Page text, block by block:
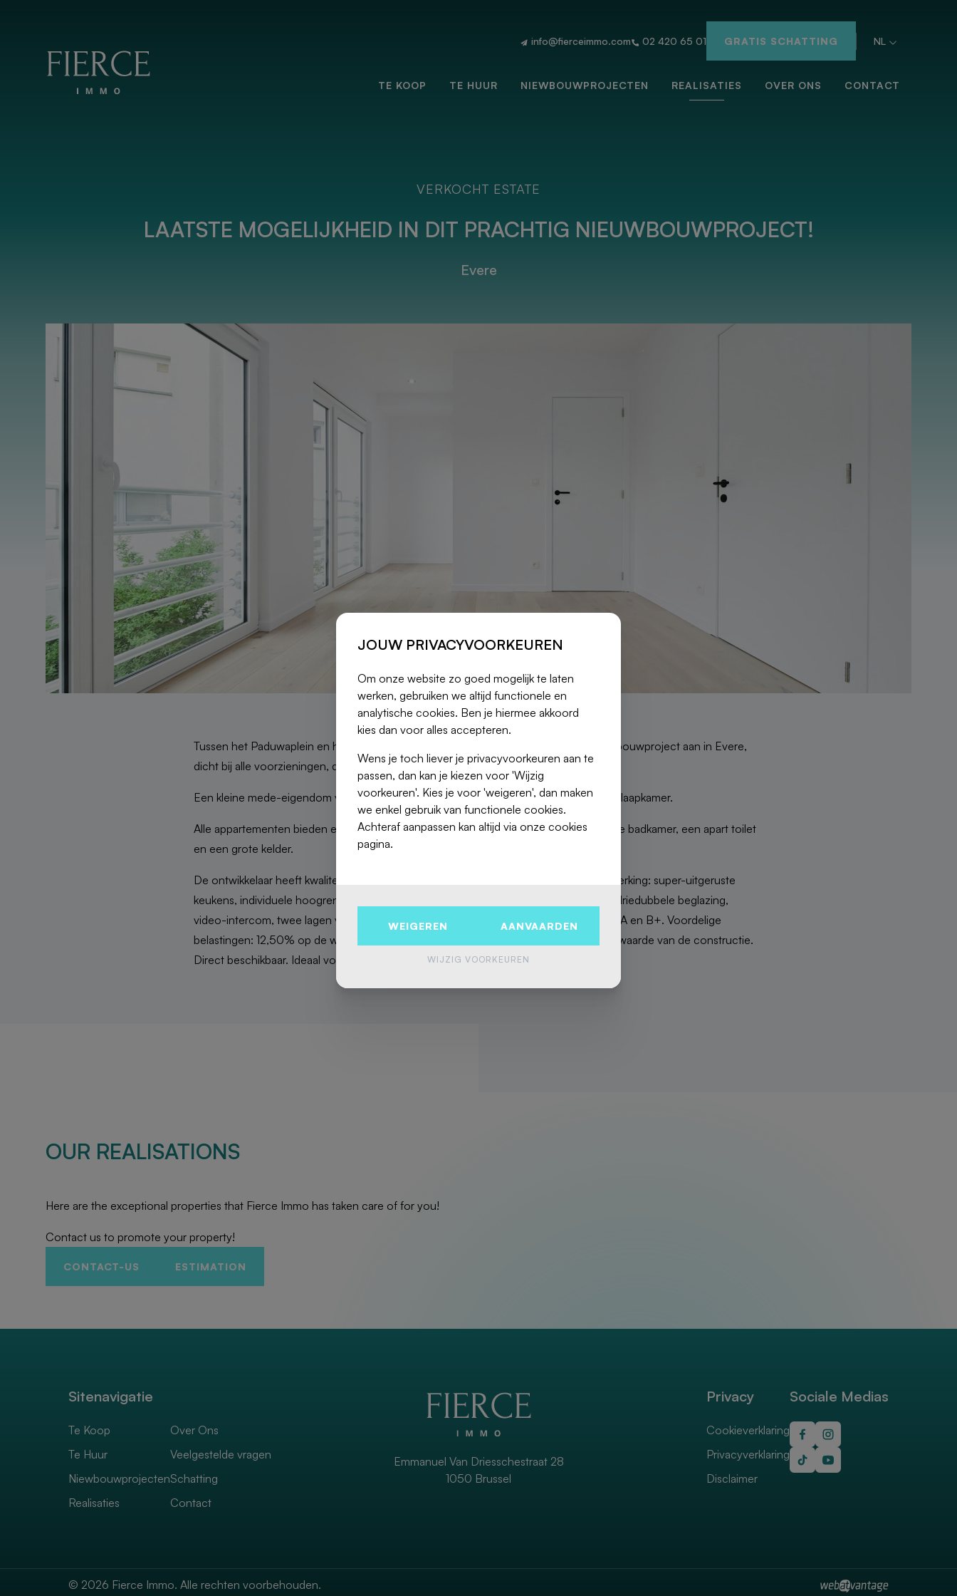
info@fierceimmo.com 02 420 65 01 GRATIS SCHATTING NL
TE KOOP TE HUUR NIEWBOUWPROJECTEN REALISATIES OVER ONS CONTACT
VERKOCHT ESTATE
LAATSTE MOGELIJKHEID IN DIT PRACHTIG NIEUWBOUWPROJECT!
Evere
Tussen het Paduwaplein en het kerkhof van Brussel stelt Fierce Immo voor zijn nieuwbouwproject aan in Evere,
dicht bij alle voorzieningen, de grote verkeersassen en de transportverbindingen.
Een kleine mede-eigendom van slechts 3 eenheden, gaande van 1-slaapkamer tot 3-slaapkamer.
Alle appartementen bieden een ruime, lichte woonkamer, ruime slaapkamers, een grote badkamer, een apart toilet
en een grote kelder.
De ontwikkelaar heeft kwaliteitsmaterialen gebruikt en gezorgd voor een perfecte afwerking: super-uitgeruste
keukens, individuele hoogrendements gasketels, semi-massieve eiken parketvloeren, driedubbele beglazing,
video-intercom, twee lagen verf, enz. Alles is individueel (water, gas, elektriciteit). EPC A en B+. Voordelige
belastingen: 12,50% op de waarde van de grond (abattement mogelijk) en 21% op de waarde van de constructie.
Direct beschikbaar. Ideaal voor een eerste koper of als investering met een gerust hart
OUR REALISATIONS
Here are the exceptional properties that Fierce Immo has taken care of for you!
Contact us to promote your property!
CONTACT-US ESTIMATION
Sitenavigatie
Te Koop
Te Huur
Niewbouwprojecten
Realisaties
Over Ons
Veelgestelde vragen
Schatting
Contact
Emmanuel Van Driesschestraat 28
1050 Brussel
Privacy
Cookieverklaring
Privacyverklaring
Disclaimer
Sociale Medias
© 2026 Fierce Immo. Alle rechten voorbehouden.
JOUW PRIVACYVOORKEUREN
Om onze website zo goed mogelijk te laten
werken, gebruiken we altijd functionele en
analytische cookies. Ben je hiermee akkoord
kies dan voor alles accepteren.
Wens je toch liever je privacyvoorkeuren aan te
passen, dan kan je kiezen voor 'Wijzig
voorkeuren'. Kies je voor 'weigeren', dan maken
we enkel gebruik van functionele cookies.
Achteraf aanpassen kan altijd via onze cookies
pagina.
WEIGEREN AANVAARDEN
WIJZIG VOORKEUREN